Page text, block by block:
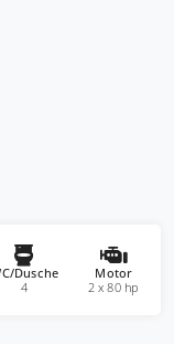
Dusche
4
Motor
2 x 80 hp